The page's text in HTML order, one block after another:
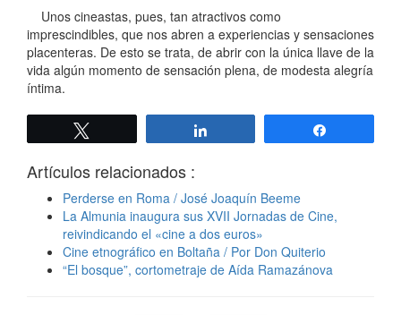
Unos cineastas, pues, tan atractivos como
imprescindibles, que nos abren a experiencias y sensaciones
placenteras. De esto se trata, de abrir con la única llave de la
vida algún momento de sensación plena, de modesta alegría
íntima.
Artículos relacionados :
Perderse en Roma / José Joaquín Beeme
La Almunia inaugura sus XVII Jornadas de Cine,
reivindicando el «cine a dos euros»
Cine etnográfico en Boltaña / Por Don Quiterio
“El bosque”, cortometraje de Aída Ramazánova